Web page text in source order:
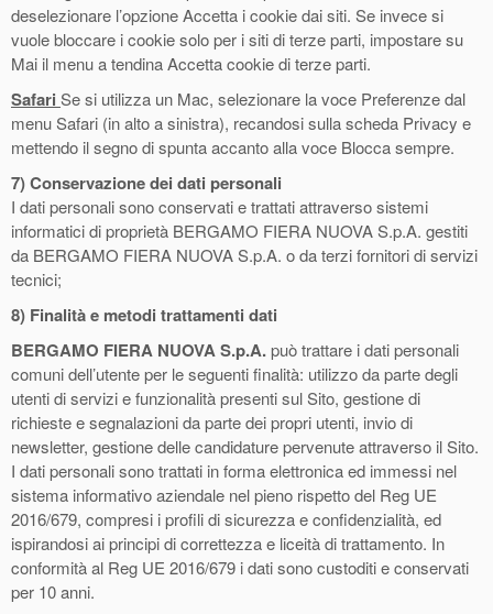
deselezionare l’opzione Accetta i cookie dai siti. Se invece si
vuole bloccare i cookie solo per i siti di terze parti, impostare su
Mai il menu a tendina Accetta cookie di terze parti.
Safari Se si utilizza un Mac, selezionare la voce Preferenze dal
menu Safari (in alto a sinistra), recandosi sulla scheda Privacy e
mettendo il segno di spunta accanto alla voce Blocca sempre.
7) Conservazione dei dati personali
I dati personali sono conservati e trattati attraverso sistemi
informatici di proprietà BERGAMO FIERA NUOVA S.p.A. gestiti
da BERGAMO FIERA NUOVA S.p.A. o da terzi fornitori di servizi
tecnici;
8) Finalità e metodi trattamenti dati
BERGAMO FIERA NUOVA S.p.A.può trattare i dati personali
comuni dell’utente per le seguenti finalità: utilizzo da parte degli
utenti di servizi e funzionalità presenti sul Sito, gestione di
richieste e segnalazioni da parte dei propri utenti, invio di
newsletter, gestione delle candidature pervenute attraverso il Sito.
I dati personali sono trattati in forma elettronica ed immessi nel
sistema informativo aziendale nel pieno rispetto del Reg UE
2016/679, compresi i profili di sicurezza e confidenzialità, ed
ispirandosi ai principi di correttezza e liceità di trattamento. In
conformità al Reg UE 2016/679 i dati sono custoditi e conservati
per 10 anni.